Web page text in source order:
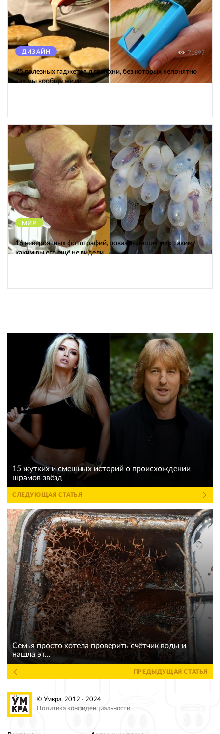
ДИЗАЙН 71697
25 полезных гаджетов для кухни, без которых непонятно
как мы вообще жили
МИР 12570
16 невероятных фотографий, показывающих мир таким,
каким вы его ещё не видели
15 жутких и смешных историй о происхождении
шрамов звёзд
СЛЕДУЮЩАЯ СТАТЬЯ
Семья просто хотела проверить счётчик воды и
нашла эт...
ПРЕДЫДУЩАЯ СТАТЬЯ
© Умкра, 2012 - 2024
Политика конфиденциальности